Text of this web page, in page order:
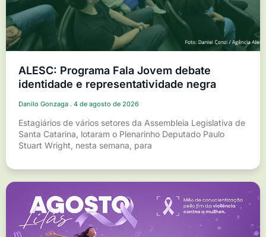
ALESC: Programa Fala Jovem debate
identidade e representatividade negra
Danilo Gonzaga 4 de agosto de 2026
Estagiários de vários setores da Assembleia Legislativa de
Santa Catarina, lotaram o Plenarinho Deputado Paulo
Stuart Wright, nesta semana, para